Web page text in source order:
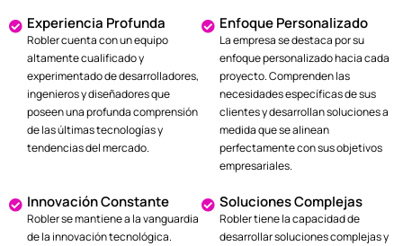
Experiencia Profunda
Robler cuenta con un equipo
altamente cualificado y
experimentado de desarrolladores,
ingenieros y diseñadores que
poseen una profunda comprensión
de las últimas tecnologías y
tendencias del mercado.
Enfoque Personalizado
La empresa se destaca por su
enfoque personalizado hacia cada
proyecto. Comprenden las
necesidades específicas de sus
clientes y desarrollan soluciones a
medida que se alinean
perfectamente con sus objetivos
empresariales.
Innovación Constante
Robler se mantiene a la vanguardia
de la innovación tecnológica.
Soluciones Complejas
Robler tiene la capacidad de
desarrollar soluciones complejas y